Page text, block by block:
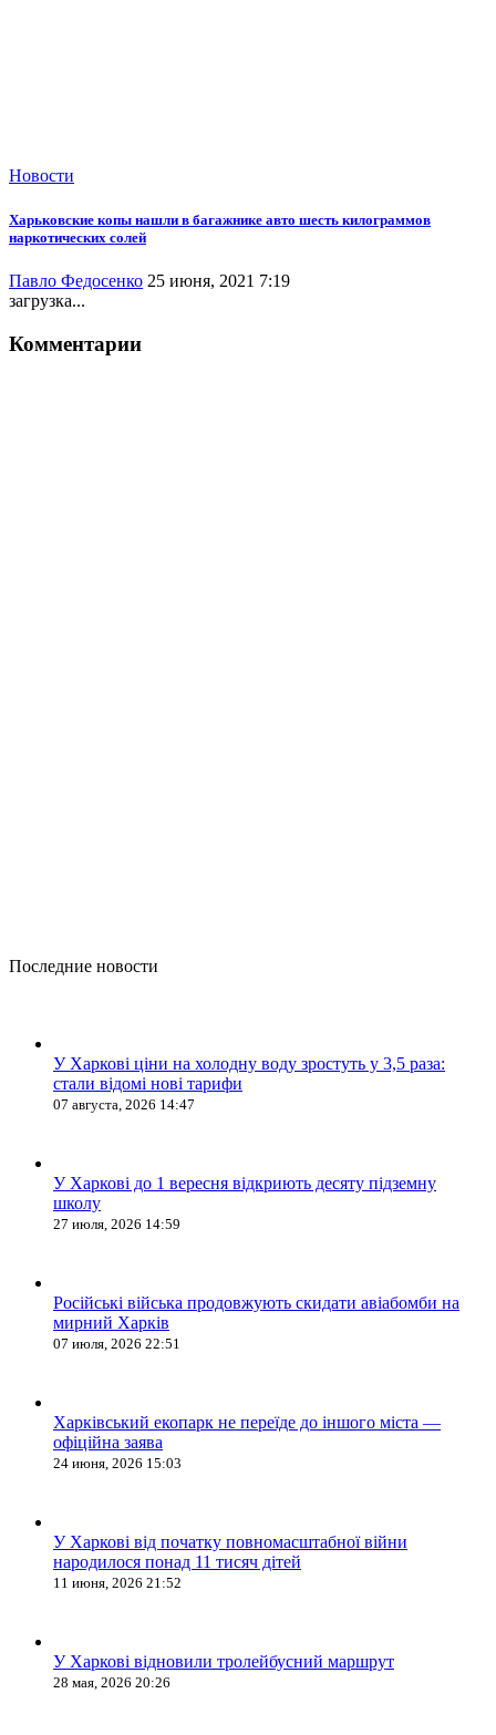
Новости
Харьковские копы нашли в багажнике авто шесть килограммов
наркотических солей
Павло Федосенко 25 июня, 2021 7:19
загрузка...
Комментарии
Последние новости
У Харкові ціни на холодну воду зростуть у 3,5 раза:
стали відомі нові тарифи
07 августа, 2026 14:47
У Харкові до 1 вересня відкриють десяту підземну
школу
27 июля, 2026 14:59
Російські війська продовжують скидати авіабомби на
мирний Харків
07 июля, 2026 22:51
Харківський екопарк не переїде до іншого міста —
офіційна заява
24 июня, 2026 15:03
У Харкові від початку повномасштабної війни
народилося понад 11 тисяч дітей
11 июня, 2026 21:52
У Харкові відновили тролейбусний маршрут
28 мая, 2026 20:26